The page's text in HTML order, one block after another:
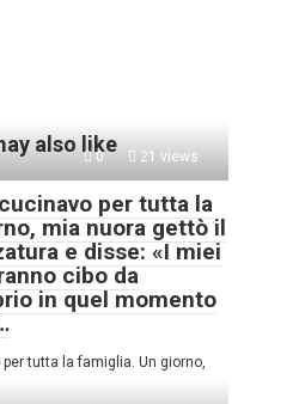
also like
0 21 views
per tutta la
mia nuora gettò il
e disse: «I miei
cibo da
in quel momento
tutta la famiglia. Un giorno,